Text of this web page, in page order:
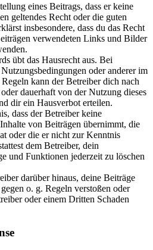
eines Beitrags, dass er keine
geltendes Recht oder die guten
insbesondere, dass du das Recht
verwendeten Links und Bilder
übt das Hausrecht aus. Bei
oder anderer im
kann der Betreiber dich nach
dauerhaft von der Nutzung dieses
dir ein Hausverbot erteilen.
dass der Betreiber keine
von Beiträgen übernimmt, die
oder die er nicht zur Kenntnis
dem Betreiber, dein
und Funktionen jederzeit zu löschen
darüber hinaus, deine Beiträge
o. g. Regeln verstoßen oder
oder einem Dritten Schaden